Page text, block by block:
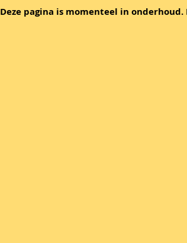
Deze pagina is momenteel in onderhoud.